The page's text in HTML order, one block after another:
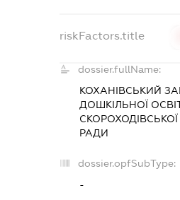
riskFactors.title
dossier.fullName:
КОХАНІВСЬКИЙ
ДОШКІЛЬНОЇ
РАДИ
dossier.opfSubType:
-